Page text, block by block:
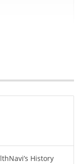
History